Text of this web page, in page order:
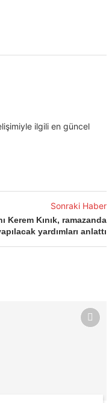
ilgili en güncel
Sonraki Haber
Kerem Kınık, ramazanda
yardımları anlattı